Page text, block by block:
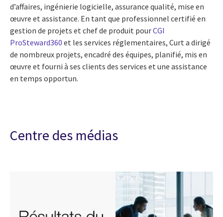
d’affaires, ingénierie logicielle, assurance qualité, mise en
œuvre et assistance. En tant que professionnel certifié en
gestion de projets et chef de produit pourCGI
ProSteward360 et les services réglementaires, Curt a dirigé
de nombreux projets, encadré des équipes, planifié, mis en
œuvre et fourni à ses clients des services et une assistance
en temps opportun.
Centre des médias